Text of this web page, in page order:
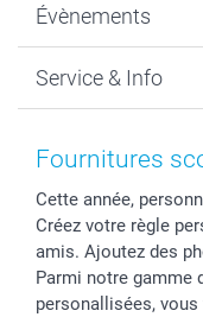
MyNameBook
Développement
Cadres photo &
Calendrier photos &
Stickers & Etiquettes
Chèque Cadeau
Durabilité
Gestion des cookies
Mentions Légales
Affiliation
Investor Relations
B2B smartbusiness
Droit de rétractation
Évènements
Nouvel An
Fête des Mères
Confirmation ou
Mariage
Fête d'anniversaire
Collection naissance
Service & Info
Tarifs et frais de
Livraison en 48
Modes de Paiement
Identifiez-vous
Plan du site
Fournitures
Cette année,
Créez votre règle
amis. Ajoutez des
Parmi notre gamme
personallisées,